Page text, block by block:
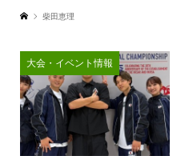
柴田恵理
大会・イベント情報